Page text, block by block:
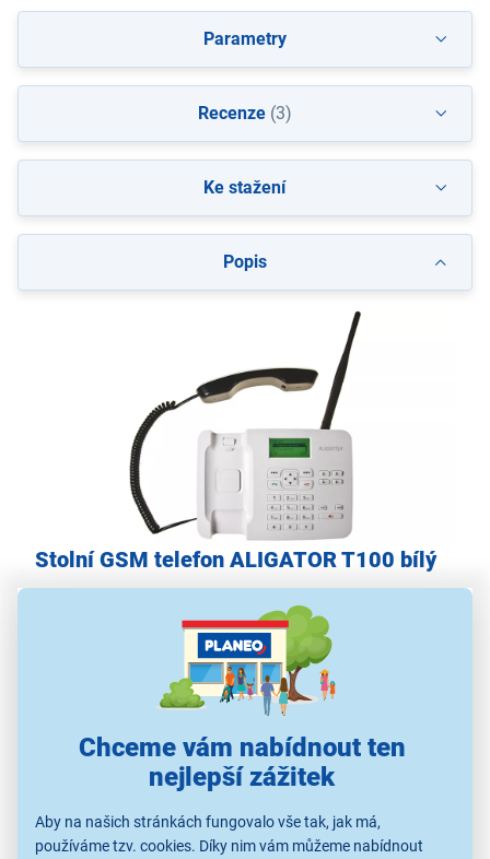
Chceme vám nabídnout ten
nejlepší zážitek
Aby na našich stránkách fungovalo vše tak, jak má,
používáme tzv. cookies. Díky nim vám můžeme nabídnout
Popis
Stolní GSM telefon ALIGATOR T100 bílý
anténa pro silný signál
přístup k SMS zprávám
12 rychlých voleb
paměť 300 kontaktů
10 vyzváněcích melodií
Parametry
Recenze(3)
Ke stažení